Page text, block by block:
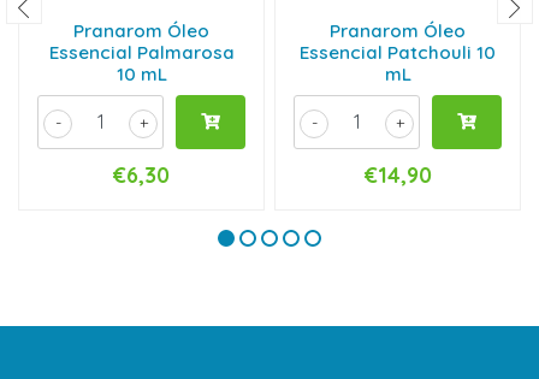
Pranarom Óleo
Essencial Palmarosa
10 mL
+
-
€6,30
Pranarom Óleo
Essencial Patchouli 10
mL
+
-
€14,90